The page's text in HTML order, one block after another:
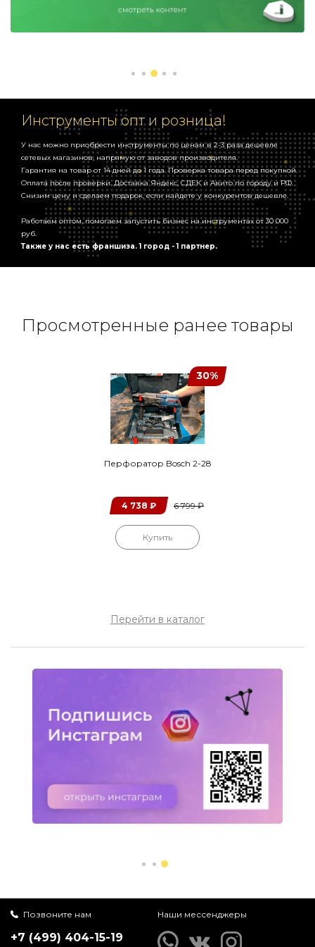
Инструменты опт и розница!
У нас можно приобрести инструменты по ценам в 2-3 раза дешевле
сетевых магазинов, напрямую от заводов производителя.
Гарантия на товар от 14 дней до 1 года. Проверка товара перед покупкой.
Оплата после проверки. Доставка Яндекс, СДЕК и Авито по городу и РФ.
Снизим цену и сделаем подарок, если найдете у конкурентов дешевле.
Работаем оптом, помогаем запустить бизнес на инструментах от 30 000
руб.
Также у нас есть франшиза. 1 город - 1 партнер.
Просмотренные ранее товары
30%
Перфоратор Bosch 2-28
4 738 ₽ 6 799₽
Купить
Перейти в каталог
Позвоните нам
+7 (499) 404-15-19
Наши мессенджеры